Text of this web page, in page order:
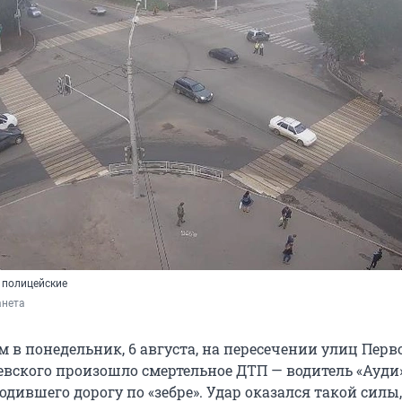
в понедельник, 6 августа, на пересечении улиц
произошло смертельное ДТП — водитель
дорогу по «зебре». Удар оказался такой